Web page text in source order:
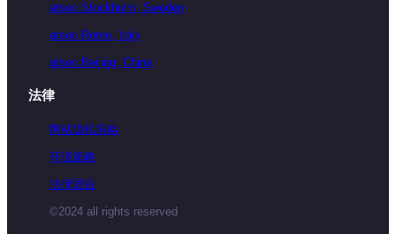
atsec Stockholm, Sweden
atsec Rome, Italy
atsec Beijing, China
法律
网站隐私策略
环境策略
法律通告
©2024 all rights reserved